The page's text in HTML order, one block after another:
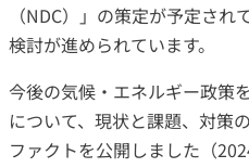
（NDC）」の策定が予定さ
検討が進められています。
今後の気候・エネルギー政策
について、現状と課題、対策
ファクトを公開しました（